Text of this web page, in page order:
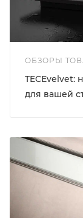
ОБЗОРЫ
TECEvelvet:
для вашей